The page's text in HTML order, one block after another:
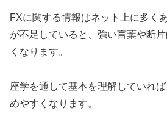
FXに関する情報はネット上に多く
が不足していると、強い言葉や断
くなります。
座学を通して基本を理解していれ
めやすくなります。